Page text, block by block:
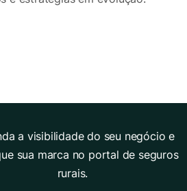
a visibilidade do seu negócio e
sua marca no portal de seguros
rurais.